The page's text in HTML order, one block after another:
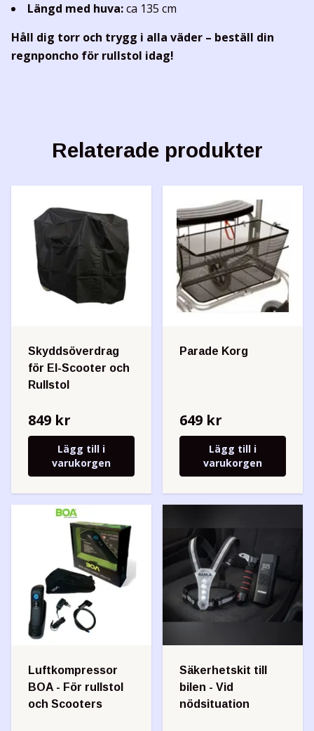
Längd med huva:ca 135 cm
Håll dig torr och trygg i alla väder – beställ din
regnponcho för rullstol idag!
Relaterade produkter
Skyddsöverdrag
för El-Scooter och
Rullstol
849 kr
Lägg till i
varukorgen
Parade Korg
649 kr
Lägg till i
varukorgen
Luftkompressor
BOA - För rullstol
och Scooters
Säkerhetskit till
bilen - Vid
nödsituation